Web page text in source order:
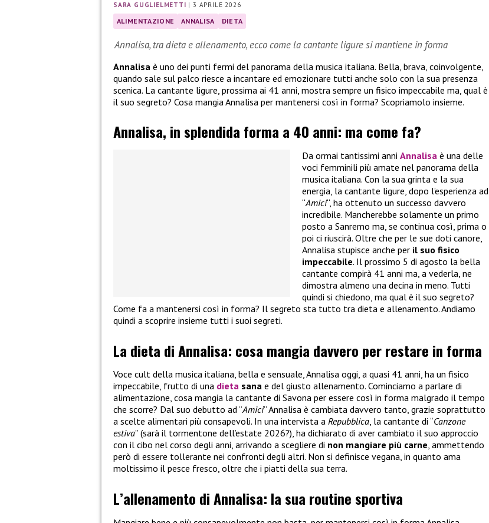
SARA GUGLIELMETTI |3 APRILE 2026
ALIMENTAZIONE ANNALISA DIETA
Annalisa, tra dieta e allenamento, ecco come la cantante ligure si mantiene in forma
Annalisa è uno dei punti fermi del panorama della musica italiana. Bella, brava, coinvolgente,
quando sale sul palco riesce a incantare ed emozionare tutti anche solo con la sua presenza
scenica. La cantante ligure, prossima ai 41 anni, mostra sempre un fisico impeccabile ma, qual è
il suo segreto? Cosa mangia Annalisa per mantenersi così in forma? Scopriamolo insieme.
Annalisa, in splendida forma a 40 anni: ma come fa?
Da ormai tantissimi anni Annalisa è una delle
voci femminili più amate nel panorama della
musica italiana. Con la sua grinta e la sua
energia, la cantante ligure, dopo l’esperienza ad
“Amici“, ha ottenuto un successo davvero
incredibile. Mancherebbe solamente un primo
posto a Sanremo ma, se continua così, prima o
poi ci riuscirà. Oltre che per le sue doti canore,
Annalisa stupisce anche per il suo fisico
impeccabile. Il prossimo 5 di agosto la bella
cantante compirà 41 anni ma, a vederla, ne
dimostra almeno una decina in meno. Tutti
quindi si chiedono, ma qual è il suo segreto?
Come fa a mantenersi così in forma? Il segreto sta tutto tra dieta e allenamento. Andiamo
quindi a scoprire insieme tutti i suoi segreti.
La dieta di Annalisa: cosa mangia davvero per restare in forma
Voce cult della musica italiana, bella e sensuale, Annalisa oggi, a quasi 41 anni, ha un fisico
impeccabile, frutto di una dieta sana e del giusto allenamento. Cominciamo a parlare di
alimentazione, cosa mangia la cantante di Savona per essere così in forma malgrado il tempo
che scorre? Dal suo debutto ad “Amici” Annalisa è cambiata davvero tanto, grazie soprattutto
a scelte alimentari più consapevoli. In una intervista a Repubblica, la cantante di “Canzone
estiva” (sarà il tormentone dell’estate 2026?), ha dichiarato di aver cambiato il suo approccio
con il cibo nel corso degli anni, arrivando a scegliere di non mangiare più carne, ammettendo
però di essere tollerante nei confronti degli altri. Non si definisce vegana, in quanto ama
moltissimo il pesce fresco, oltre che i piatti della sua terra.
L’allenamento di Annalisa: la sua routine sportiva